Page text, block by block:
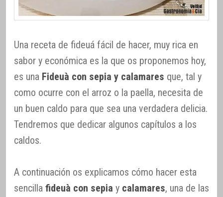
Una receta de fideuá fácil de hacer, muy rica en
sabor y económica es la que os proponemos hoy,
es una Fideuà con sepia y calamares que, tal y
como ocurre con el arroz o la paella, necesita de
un buen caldo para que sea una verdadera delicia.
Tendremos que dedicar algunos capítulos a los
caldos.
A continuación os explicamos cómo hacer esta
sencilla fideuà con sepia y calamares, una de las